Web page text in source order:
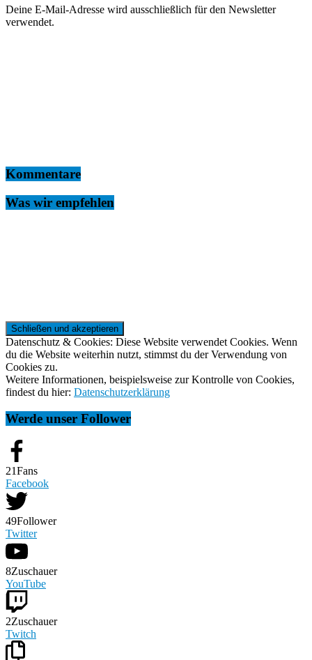
Deine E-Mail-Adresse wird ausschließlich für den Newsletter
verwendet.
Kommentare
Was wir empfehlen
Datenschutz & Cookies: Diese Website verwendet Cookies. Wenn
du die Website weiterhin nutzt, stimmst du der Verwendung von
Cookies zu.
Weitere Informationen, beispielsweise zur Kontrolle von Cookies,
findest du hier: Datenschutzerklärung
Werde unser Follower
21Fans
Facebook
49Follower
Twitter
8Zuschauer
YouTube
2Zuschauer
Twitch